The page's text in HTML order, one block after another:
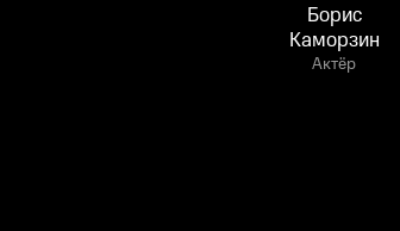
Борис
Каморзин
Актёр